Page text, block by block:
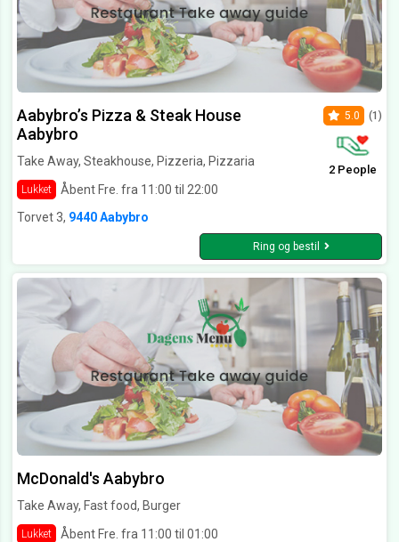
Aabybro’s Pizza & Steak House
Aabybro
Take Away, Steakhouse, Pizzeria, Pizzaria
Lukket Åbent Fre. fra 11:00 til 22:00
5.0 (1)
2 People
Torvet 3, 9440 Aabybro
Ring og bestil
McDonald's Aabybro
Take Away, Fast food, Burger
Lukket
Åbent Fre. fra 11:00 til 01:00